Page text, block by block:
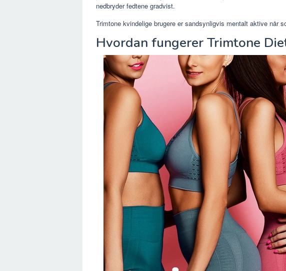
nedbryder fedtene gradvist.
Trimtone kvindelige brugere er sandsynligvis mentalt aktive når
Hvordan fungerer Trimtone